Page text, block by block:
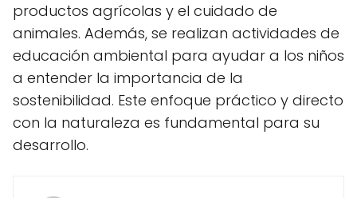
productos agrícolas y el cuidado de
animales. Además, se realizan actividades de
educación ambiental para ayudar a los niños
a entender la importancia de la
sostenibilidad. Este enfoque práctico y directo
con la naturaleza es fundamental para su
desarrollo.